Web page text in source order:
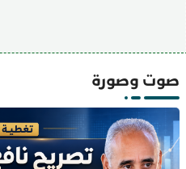
صوت وصورة